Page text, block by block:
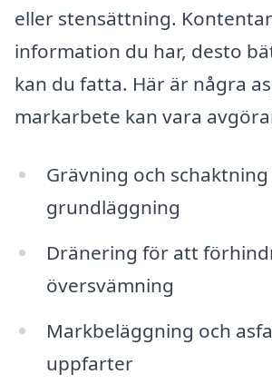
eller stensättning.
information du har, desto
kan du fatta. Här är några
markarbete kan vara
Grävning och
grundläggning
Dränering för att
översvämning
Markbeläggning och
uppfarter